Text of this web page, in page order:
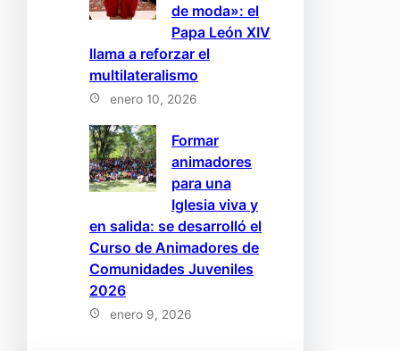
de moda»: el
Papa León XIV
llama a reforzar el
multilateralismo
enero 10, 2026
Formar
animadores
para una
Iglesia viva y
en salida: se desarrolló el
Curso de Animadores de
Comunidades Juveniles
2026
enero 9, 2026